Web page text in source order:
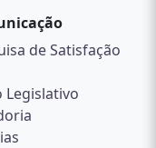
de Satisfação
Legislativo